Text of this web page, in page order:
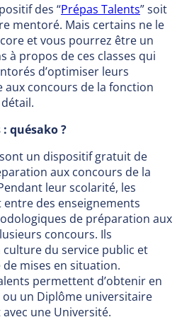
des “Prépas Talents” soit
mentoré. Mais certains ne le
et vous pourrez être un
à propos de ces classes qui
d’optimiser leurs
aux concours de la fonction
: quésako ?
un dispositif gratuit de
aux concours de la
leur scolarité, les
des enseignements
de préparation aux
concours. Ils
du service public et
de mises en situation.
permettent d’obtenir en
un Diplôme universitaire
une Université.